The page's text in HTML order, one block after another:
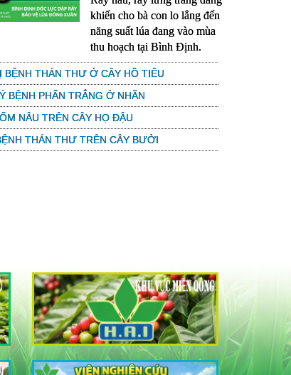
khiến cho bà con lo lắng đến
năng suất lúa đang vào mùa
thu hoạch tại Bình Định.
BỆNH THÁN THƯ Ở CÂY HỒ TIÊU
BỆNH PHẤN TRẮNG Ở NHÃN
NÂU TRÊN CÂY HỌ ĐẬU
THÁN THƯ TRÊN CÂY BƯỞI